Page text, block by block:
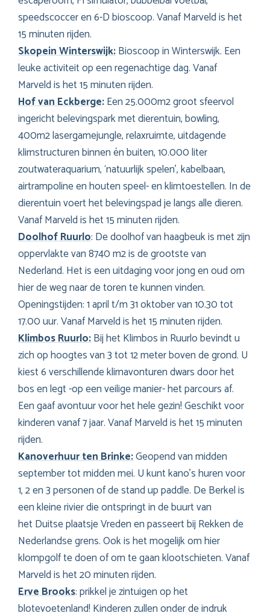
speedscoccer en 6-D bioscoop. Vanaf Marveld is het
15 minuten rijden.
Skopein Winterswijk:Bioscoop in Winterswijk. Een
leuke activiteit op een regenachtige dag. Vanaf
Marveld is het 15 minuten rijden.
Hof van Eckberge:Een 25.000m2 groot sfeervol
ingericht belevingspark met dierentuin, bowling,
400m2 lasergamejungle, relaxruimte, uitdagende
klimstructuren binnen én buiten, 10.000 liter
zoutwateraquarium, ‘natuurlijk spelen’, kabelbaan,
airtrampoline en houten speel- en klimtoestellen. In de
dierentuin voert het belevingspad je langs alle dieren.
Vanaf Marveld is het 15 minuten rijden.
Doolhof Ruurlo: De doolhof van haagbeuk is met zijn
oppervlakte van 8740 m2 is de grootste van
Nederland. Het is een uitdaging voor jong en oud om
hier de weg naar de toren te kunnen vinden.
Openingstijden: 1 april t/m 31 oktober van 10.30 tot
17.00 uur. Vanaf Marveld is het 15 minuten rijden.
Klimbos Ruurlo:Bij het Klimbos in Ruurlo bevindt u
zich op hoogtes van 3 tot 12 meter boven de grond. U
kiest 6 verschillende klimavonturen dwars door het
bos en legt -op een veilige manier- het parcours af.
Een gaaf avontuur voor het hele gezin! Geschikt voor
kinderen vanaf 7 jaar. Vanaf Marveld is het 15 minuten
rijden.
Kanoverhuur ten Brinke:Geopend van midden
september tot midden mei. U kunt kano’s huren voor
1, 2 en 3 personen of de stand up paddle. De Berkel is
een kleine rivier die ontspringt in de buurt van
het Duitse plaatsje Vreden en passeert bij Rekken de
Nederlandse grens. Ook is het mogelijk om hier
klompgolf te doen of om te gaan klootschieten. Vanaf
Marveld is het 20 minuten rijden.
Erve Brooks: prikkel je zintuigen op het
blotevoetenland! Kinderen zullen onder de indruk